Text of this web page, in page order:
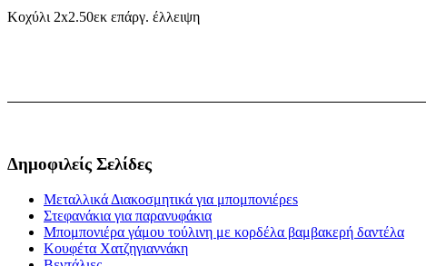
Κοχύλι 2x2.50εκ επάργ. έλλειψη
Δημοφιλείς Σελίδες
Μεταλλικά Διακοσμητικά για μπομπονιέρεs
Στεφανάκια για παρανυφάκια
Μπομπονιέρα γάμου τούλινη με κορδέλα βαμβακερή δαντέλα
Κουφέτα Χατζηγιαννάκη